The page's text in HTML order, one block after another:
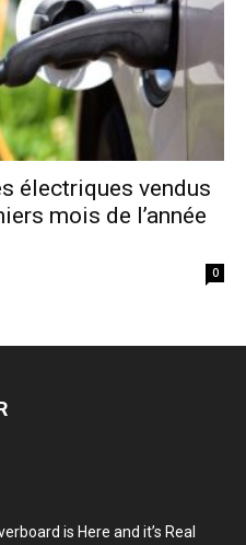
électriques vendus
mois de l’année
0
is Here and it’s Real